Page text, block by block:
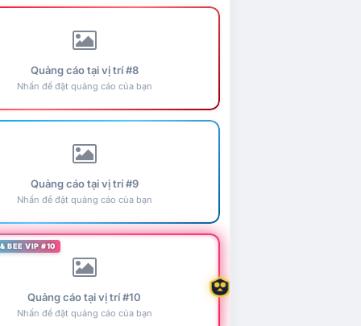
Quảng cáo tại vị trí #8
Nhấn để đặt quảng cáo của bạn
Quảng cáo tại vị trí #9
Nhấn để đặt quảng cáo của bạn
BEE VIP #10
Quảng cáo tại vị trí #10
Nhấn để đặt quảng cáo của bạn